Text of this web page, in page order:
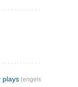
plays (engelsk)